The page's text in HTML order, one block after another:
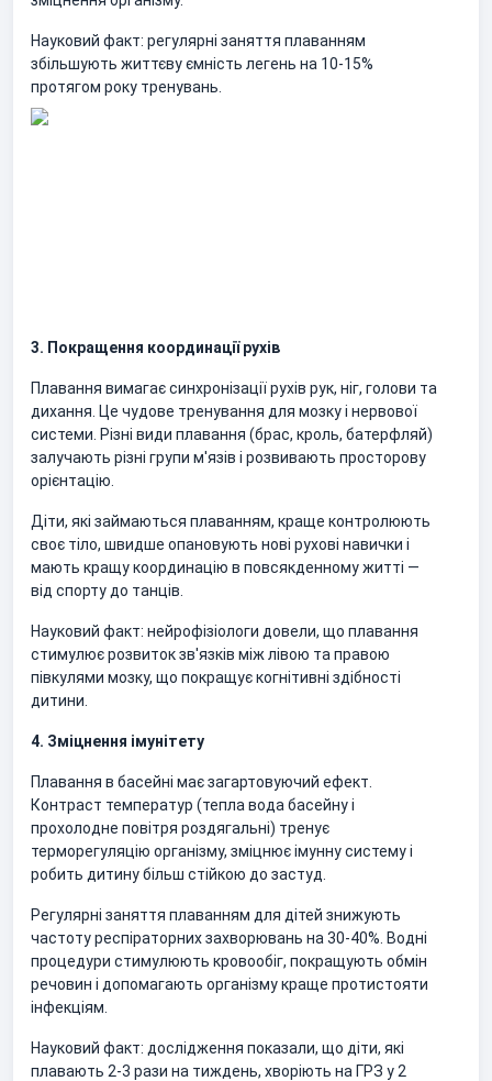
Науковий факт: регулярні заняття плаванням
збільшують життєву ємність легень на 10-15%
протягом року тренувань.
3. Покращення координації рухів
Плавання вимагає синхронізації рухів рук, ніг, голови та
дихання. Це чудове тренування для мозку і нервової
системи. Різні види плавання (брас, кроль, батерфляй)
залучають різні групи м'язів і розвивають просторову
орієнтацію.
Діти, які займаються плаванням, краще контролюють
своє тіло, швидше опановують нові рухові навички і
мають кращу координацію в повсякденному житті —
від спорту до танців.
Науковий факт: нейрофізіологи довели, що плавання
стимулює розвиток зв'язків між лівою та правою
півкулями мозку, що покращує когнітивні здібності
дитини.
4. Зміцнення імунітету
Плавання в басейні має загартовуючий ефект.
Контраст температур (тепла вода басейну і
прохолодне повітря роздягальні) тренує
терморегуляцію організму, зміцнює імунну систему і
робить дитину більш стійкою до застуд.
Регулярні заняття плаванням для дітей знижують
частоту респіраторних захворювань на 30-40%. Водні
процедури стимулюють кровообіг, покращують обмін
речовин і допомагають організму краще протистояти
інфекціям.
Науковий факт: дослідження показали, що діти, які
плавають 2-3 рази на тиждень, хворіють на ГРЗ у 2